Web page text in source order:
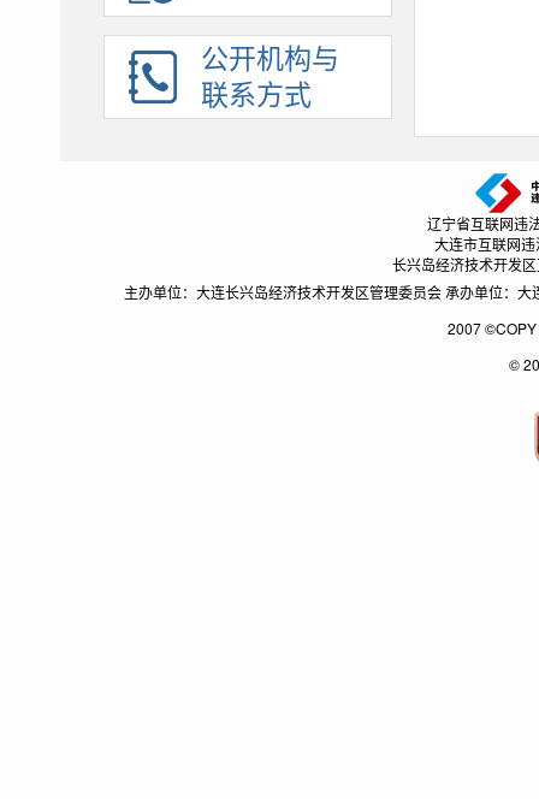
国有土地上房屋征收与补偿
农村危房改造
市政服务
基层政务公开标准目录
公开机构与
联系方式
辽宁省互联网违
大连市互联网
长兴岛经济技术开发
主办单位：大连长兴岛经济技术开发区管理委员会 承办单位：
2007 ©COPY
©